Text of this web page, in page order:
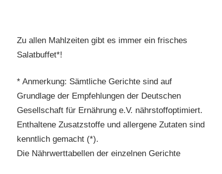
Zu allen Mahlzeiten gibt es immer ein frisches
Salatbuffet*!
* Anmerkung: Sämtliche Gerichte sind auf
Grundlage der Empfehlungen der Deutschen
Gesellschaft für Ernährung e.V. nährstoffoptimiert.
Enthaltene Zusatzstoffe und allergene Zutaten sind
kenntlich gemacht (*).
Die Nährwerttabellen der einzelnen Gerichte